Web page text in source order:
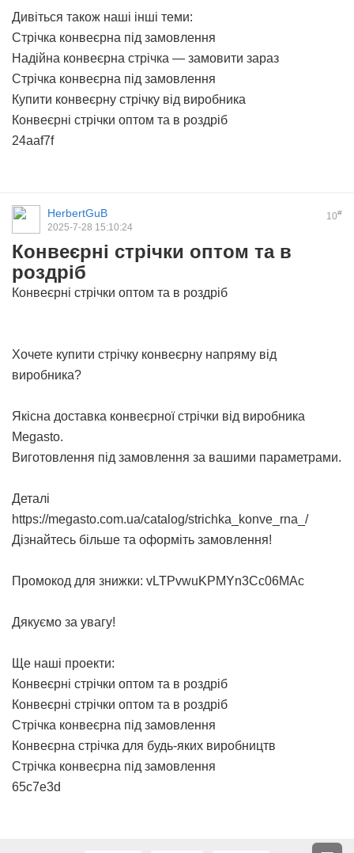
Дивіться також наші інші теми:
Стрічка конвеєрна під замовлення
Надійна конвеєрна стрічка — замовити зараз
Стрічка конвеєрна під замовлення
Купити конвеєрну стрічку від виробника
Конвеєрні стрічки оптом та в роздріб
24aaf7f
10#
HerbertGuB
2025-7-28 15:10:24
Конвеєрні стрічки оптом та в
роздріб
Конвеєрні стрічки оптом та в роздріб
Хочете купити стрічку конвеєрну напряму від
виробника?
Якісна доставка конвеєрної стрічки від виробника
Megasto.
Виготовлення під замовлення за вашими параметрами.
Деталі
https://megasto.com.ua/catalog/strichka_konve_rna_/
Дізнайтесь більше та оформіть замовлення!
Промокод для знижки: vLTPvwuKPMYn3Cc06MAc
Дякуємо за увагу!
Ще наші проекти:
Конвеєрні стрічки оптом та в роздріб
Конвеєрні стрічки оптом та в роздріб
Стрічка конвеєрна під замовлення
Конвеєрна стрічка для будь-яких виробництв
Стрічка конвеєрна під замовлення
65c7e3d